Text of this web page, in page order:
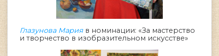
Глазунова Мария в номинации: «За мастерство
и творчество в изобразительном искусстве»